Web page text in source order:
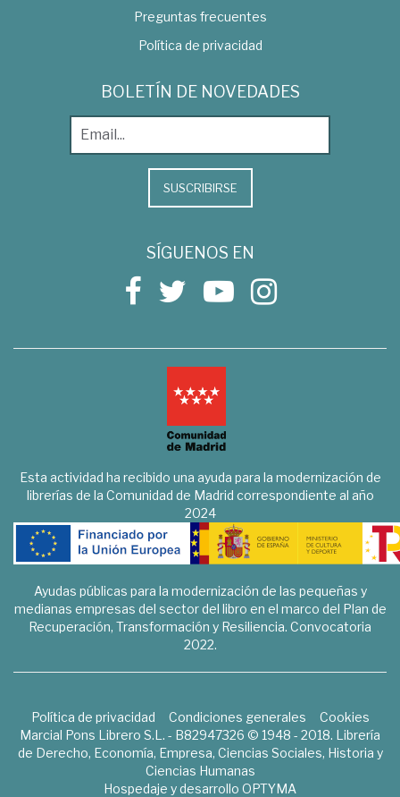
Preguntas frecuentes
Política de privacidad
BOLETÍN DE NOVEDADES
SUSCRIBIRSE
SÍGUENOS EN
Esta actividad ha recibido una ayuda para la modernización de
librerías de la Comunidad de Madrid correspondiente al año
2024
Ayudas públicas para la modernización de las pequeñas y
medianas empresas del sector del libro en el marco del Plan de
Recuperación, Transformación y Resiliencia. Convocatoria
2022.
Política de privacidad Condiciones generales
Cookies
Marcial Pons Librero S.L. - B82947326 © 1948 - 2018. Librería
de Derecho, Economía, Empresa, Ciencias Sociales, Historia y
Ciencias Humanas
Hospedaje y desarrollo OPTYMA